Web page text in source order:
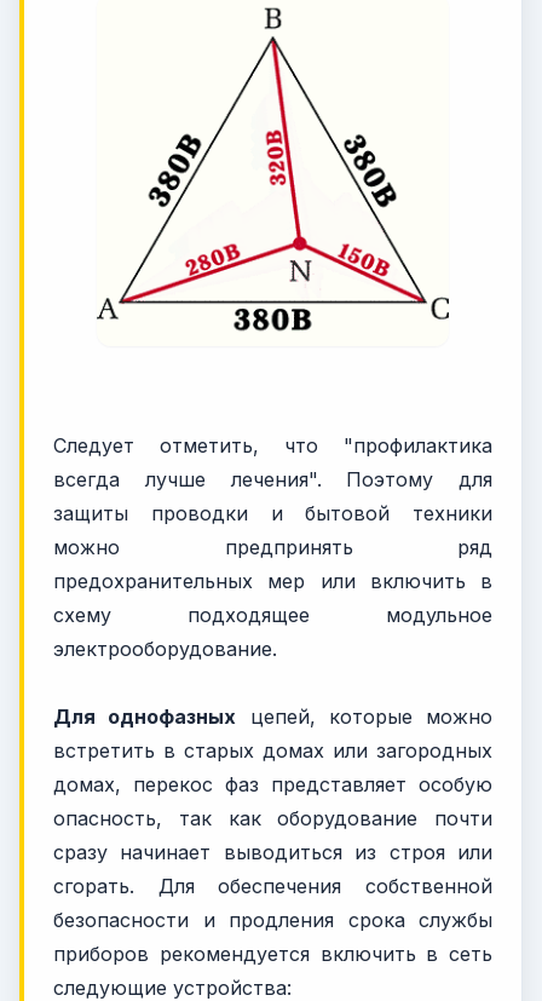
Следует отметить, что "профилактика
всегда лучше лечения". Поэтому для
защиты проводки и бытовой техники
можно предпринять ряд
предохранительных мер или включить в
схему подходящее модульное
электрооборудование.
Для однофазных цепей, которые можно
встретить в старых домах или загородных
домах, перекос фаз представляет особую
опасность, так как оборудование почти
сразу начинает выводиться из строя или
сгорать. Для обеспечения собственной
безопасности и продления срока службы
приборов рекомендуется включить в сеть
следующие устройства: